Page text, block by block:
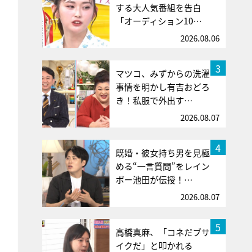
する大人気番組を告白
「オーディション10…
2026.08.06
3
マツコ、みずからの洗濯
事情を明かし有吉おどろ
き！私服で外出す…
2026.08.07
4
既婚・彼女持ち男を見極
める“一言質問”をレイン
ボー池田が伝授！…
2026.08.07
5
高橋真麻、「コネだブサ
イクだ」と叩かれる